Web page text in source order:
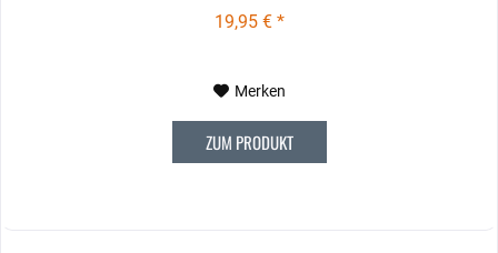
19,95 € *
Merken
ZUM PRODUKT